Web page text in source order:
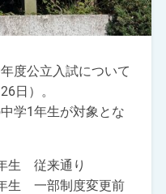
度公立入試について
日）。
学1年生が対象とな
生 従来通り
生 一部制度変更前